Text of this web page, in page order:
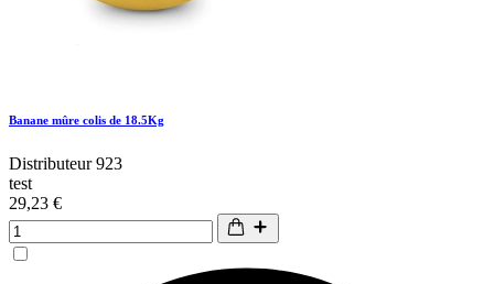
Banane mûre colis de 18.5Kg
Distributeur 923
test
29,23 €